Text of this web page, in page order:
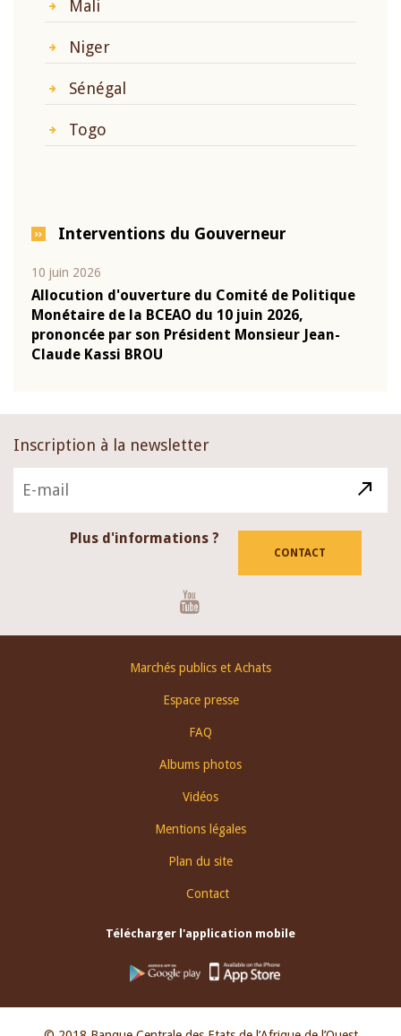
Mali
Niger
Sénégal
Togo
Interventions du Gouverneur
10 juin 2026
Allocution d'ouverture du Comité de Politique
Monétaire de la BCEAO du 10 juin 2026,
prononcée par son Président Monsieur Jean-
Claude Kassi BROU
Inscription à la newsletter
Plus d'informations ?
CONTACT
Marchés publics et Achats
Espace presse
FAQ
Albums photos
Vidéos
Mentions légales
Plan du site
Contact
Télécharger l'application mobile